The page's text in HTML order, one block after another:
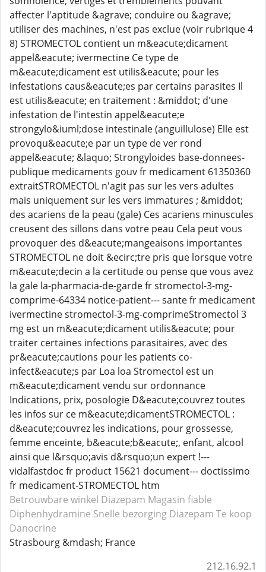
affecter l'aptitude &agrave; conduire ou &agrave;
utiliser des machines, n'est pas exclue (voir rubrique 4
8) STROMECTOL contient un m&eacute;dicament
appel&eacute; ivermectine Ce type de
m&eacute;dicament est utilis&eacute; pour les
infestations caus&eacute;es par certains parasites Il
est utilis&eacute; en traitement : &middot; d'une
infestation de l'intestin appel&eacute;e
strongylo&iuml;dose intestinale (anguillulose) Elle est
provoqu&eacute;e par un type de ver rond
appel&eacute; &laquo; Strongyloides base-donnees-
publique medicaments gouv fr medicament 61350360
extraitSTROMECTOL n'agit pas sur les vers adultes
mais uniquement sur les vers immatures ; &middot;
des acariens de la peau (gale) Ces acariens minuscules
creusent des sillons dans votre peau Cela peut vous
provoquer des d&eacute;mangeaisons importantes
STROMECTOL ne doit &ecirc;tre pris que lorsque votre
m&eacute;decin a la certitude ou pense que vous avez
la gale la-pharmacia-de-garde fr stromectol-3-mg-
comprime-64334 notice-patient--- sante fr medicament
ivermectine stromectol-3-mg-comprimeStromectol 3
mg est un m&eacute;dicament utilis&eacute; pour
traiter certaines infections parasitaires, avec des
pr&eacute;cautions pour les patients co-
infect&eacute;s par Loa loa Stromectol est un
m&eacute;dicament vendu sur ordonnance
Indications, prix, posologie D&eacute;couvrez toutes
les infos sur ce m&eacute;dicamentSTROMECTOL :
d&eacute;couvrez les indications, pour grossesse,
femme enceinte, b&eacute;b&eacute;, enfant, alcool
ainsi que l&rsquo;avis d&rsquo;un expert !---
vidalfastdoc fr product 15621 document--- doctissimo
fr medicament-STROMECTOL htm
Betrouwbare winkel Diazepam Magasin fiable
Diphenhydramine Snelle bezorging Diazepam Te koop
Danocrine
Strasbourg &mdash; France
212.16.92.1